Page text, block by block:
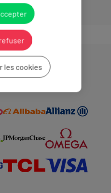
Mondiaux
les cookies